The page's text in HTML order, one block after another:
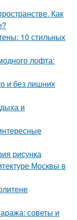
Как
10 стильных
лофта:
и без лишних
и
рисунка
Москвы в
советы и